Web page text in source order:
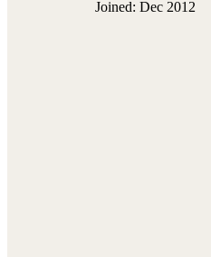
Joined: Dec 2012